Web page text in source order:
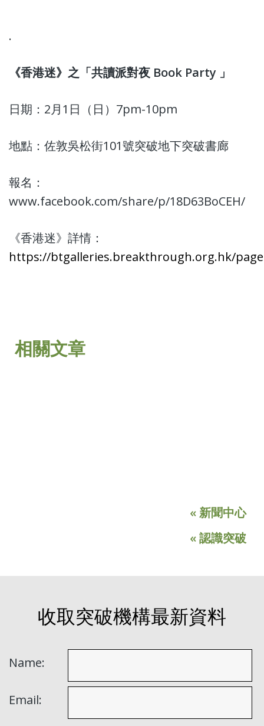
.
《香港迷》之「共讀派對夜 Book Party 」
日期：2月1日（日）7pm-10pm
地點：佐敦吳松街101號突破地下突破書廊
報名：
www.facebook.com/share/p/18D63BoCEH/
《香港迷》詳情：
https://btgalleries.breakthrough.org.hk/
相關文章
« 新聞中心
« 認識突破
收取突破機構最新資料
Name:
Email: